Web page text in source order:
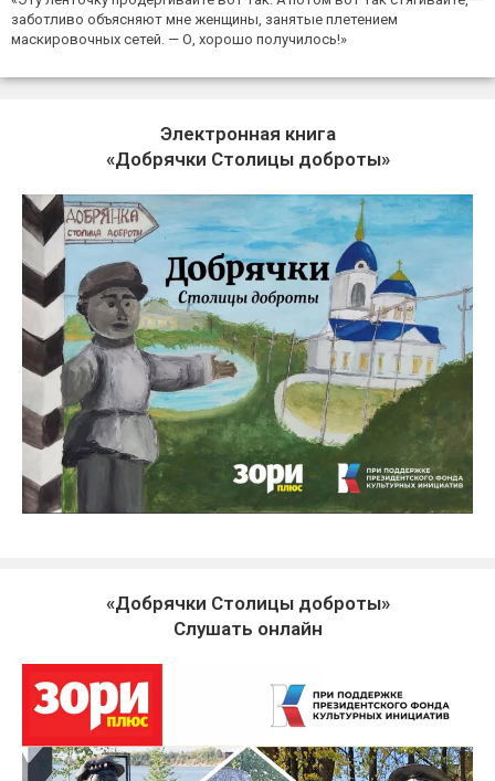
заботливо объясняют мне женщины, занятые плетением
маскировочных сетей. — О, хорошо получилось!»
Электронная книга
«Добрячки Столицы доброты»
«Добрячки Столицы доброты»
Слушать онлайн